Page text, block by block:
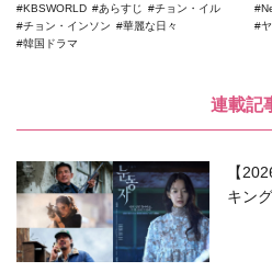
KBSWORLD あらすじ
チョン・イル
チョン・インソン
華麗な日々
韓国ドラマ
連載記
【
キン